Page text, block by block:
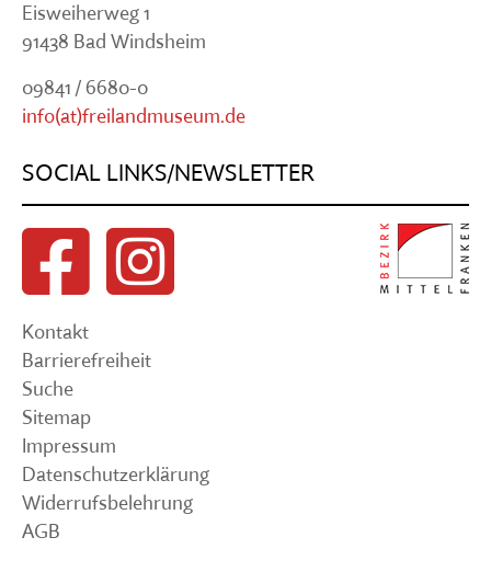
Eisweiherweg 1
91438 Bad Windsheim
09841 / 6680-0
info(at)freilandmuseum.de
SOCIAL LINKS/NEWSLETTER
Kontakt
Barrierefreiheit
Suche
Sitemap
Impressum
Datenschutzerklärung
Widerrufsbelehrung
AGB